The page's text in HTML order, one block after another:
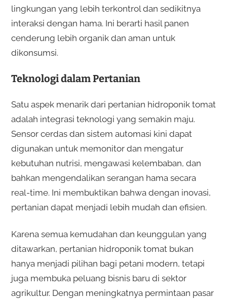
lingkungan yang lebih terkontrol dan sedikitnya
interaksi dengan hama. Ini berarti hasil panen
cenderung lebih organik dan aman untuk
dikonsumsi.
Teknologi dalam Pertanian
Satu aspek menarik dari pertanian hidroponik tomat
adalah integrasi teknologi yang semakin maju.
Sensor cerdas dan sistem automasi kini dapat
digunakan untuk memonitor dan mengatur
kebutuhan nutrisi, mengawasi kelembaban, dan
bahkan mengendalikan serangan hama secara
real-time. Ini membuktikan bahwa dengan inovasi,
pertanian dapat menjadi lebih mudah dan efisien.
Karena semua kemudahan dan keunggulan yang
ditawarkan, pertanian hidroponik tomat bukan
hanya menjadi pilihan bagi petani modern, tetapi
juga membuka peluang bisnis baru di sektor
agrikultur. Dengan meningkatnya permintaan pasar